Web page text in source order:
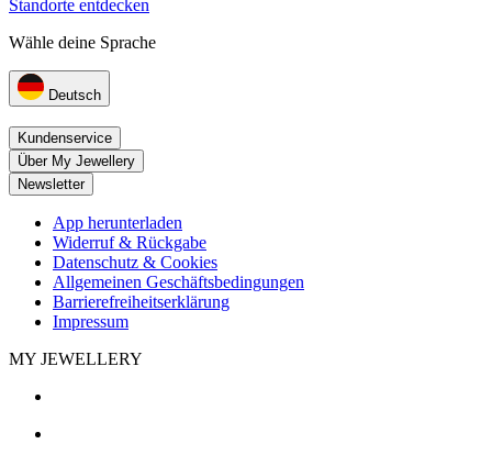
Standorte entdecken
Wähle deine Sprache
Deutsch
Kundenservice
Über My Jewellery
Newsletter
App herunterladen
Widerruf & Rückgabe
Datenschutz & Cookies
Allgemeinen Geschäftsbedingungen
Barrierefreiheitserklärung
Impressum
MY JEWELLERY